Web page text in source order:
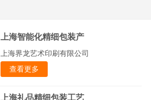
上海智能化精细包装产
上海界龙艺术印刷有限公司
查看更多
上海礼品精细包装工艺